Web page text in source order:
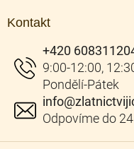
Kontakt
info@
+420